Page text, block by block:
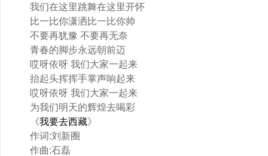
我们在这里跳舞在这里开怀
比一比你潇洒比一比你帅
不要再犹豫 不要再无奈
青春的脚步永远朝前迈
哎呀依呀 我们大家一起来
抬起头挥挥手掌声响起来
哎呀依呀 我们大家一起来
为我们明天的辉煌去喝彩
《我要去西藏》
作词:刘新圈
作曲:石磊